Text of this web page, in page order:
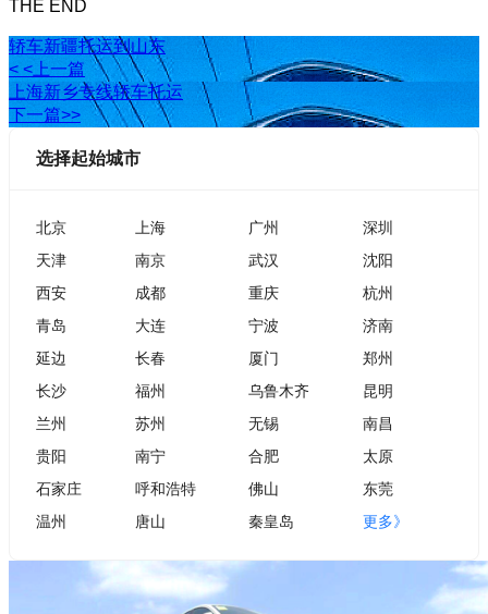
THE END
轿车新疆托运到山东
< <上一篇
上海新乡专线轿车托运
下一篇>>
选择起始城市
北京 上海 广州
深圳
天津
南京 武汉
沈阳
西安
成都 重庆
杭州
青岛
大连 宁波
济南
延边
长春 厦门
郑州
长沙
福州 乌鲁木齐
昆明
兰州
苏州 无锡
南昌
贵阳
南宁 合肥
太原
石家庄
呼和浩特 佛山
东莞
温州
唐山 秦皇岛 更多》